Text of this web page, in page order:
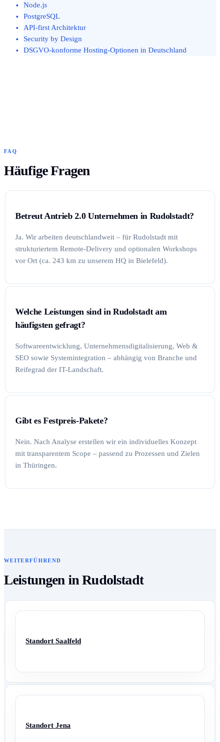
Node.js
PostgreSQL
API-first Architektur
Security by Design
DSGVO-konforme Hosting-Optionen in Deutschland
FAQ
Häufige Fragen
Betreut Antrieb 2.0 Unternehmen in Rudolstadt?
Ja. Wir arbeiten deutschlandweit – für Rudolstadt mit
strukturiertem Remote-Delivery und optionalen Workshops
vor Ort (ca. 243 km zu unserem HQ in Bielefeld).
Welche Leistungen sind in Rudolstadt am
häufigsten gefragt?
Softwareentwicklung, Unternehmensdigitalisierung, Web &
SEO sowie Systemintegration – abhängig von Branche und
Reifegrad der IT-Landschaft.
Gibt es Festpreis-Pakete?
Nein. Nach Analyse erstellen wir ein individuelles Konzept
mit transparentem Scope – passend zu Prozessen und Zielen
in Thüringen.
WEITERFÜHREND
Leistungen in Rudolstadt
Standort Saalfeld
Standort Jena